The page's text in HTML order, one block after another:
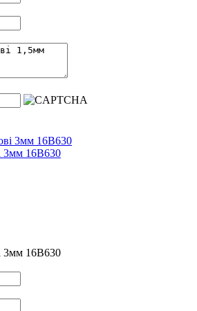
3мм 16В630
3мм 16В630